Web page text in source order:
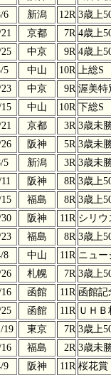
6 新潟 12R 3歳上
京都 7R 4歳上
中京 9R 4歳上
5 中山 10R 上総S
中京 9R 渥美特
中山 10R 下総S
京都 3R 3歳未
阪神 5R 3歳未
5 新潟 3R 3歳未
阪神 8R 3歳上
福島 8R 3歳上
阪神 11R シリウ
福島 8R 3歳上
8 中山 11R ニュー
札幌 7R 3歳上
函館 11R 函館記
函館 11R ＵＨＢ
19 東京 7R 3歳上
福島 2R 3歳未
9 阪神 11R 桜花賞